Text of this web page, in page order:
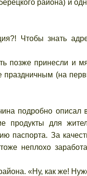
района) и
Чтобы знать
позже принесли и
праздничным (на
подробно описал
продукты для
паспорта. За
неплохо
«Ну, как же!